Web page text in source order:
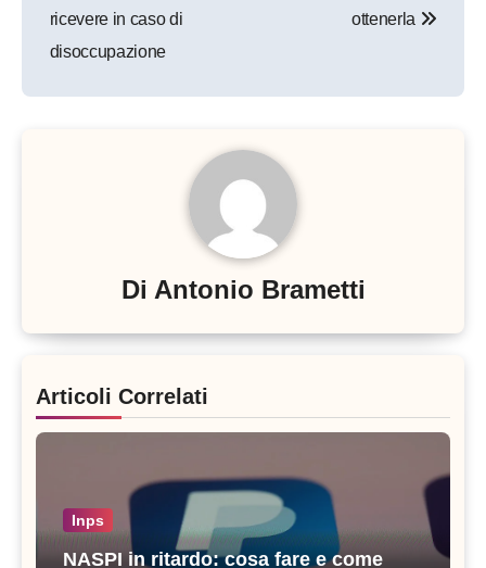
ricevere in caso di
disoccupazione
ottenerla
Di Antonio Brametti
Articoli Correlati
Inps
NASPI in ritardo: cosa fare e come